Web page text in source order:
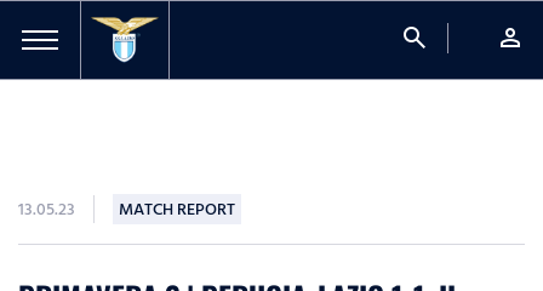
search person
13.05.23 MATCH REPORT